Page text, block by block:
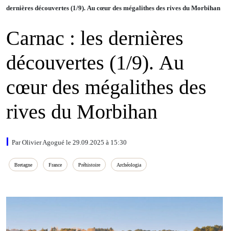
dernières découvertes (1/9). Au cœur des mégalithes des rives du Morbihan
Carnac : les dernières
découvertes (1/9). Au
cœur des mégalithes des
rives du Morbihan
Par Olivier Agogué le 29.09.2025 à 15:30
Bretagne France Préhistoire Archéologia